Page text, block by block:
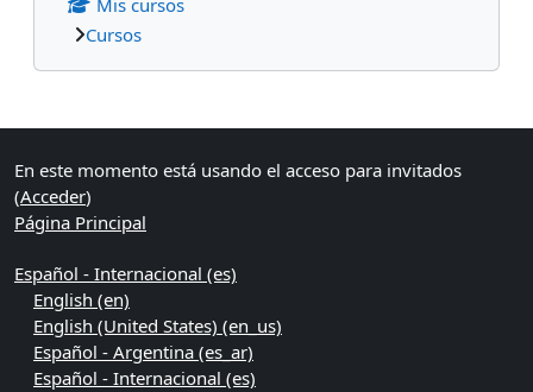
Cursos
Bloques suplementarios
En este momento está usando el acceso para invitados
(Acceder)
Página Principal
Español - Internacional ‎(es)‎
English ‎(en)‎
English (United States) ‎(en_us)‎
Español - Argentina ‎(es_ar)‎
Español - Internacional ‎(es)‎